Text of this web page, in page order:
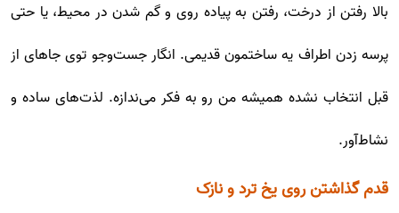
بالا رفتن از درخت، رفتن به پیاده روی و گم شدن در محیط، یا حتی
پرسه زدن اطراف یه ساختمون قدیمی. انگار جست‌وجو توی جاهای از
قبل انتخاب نشده همیشه من رو به فکر می‌ندازه. لذت‌های ساده و
نشاط‌آور.
قدم گذاشتن روی یخ ترد و نازک